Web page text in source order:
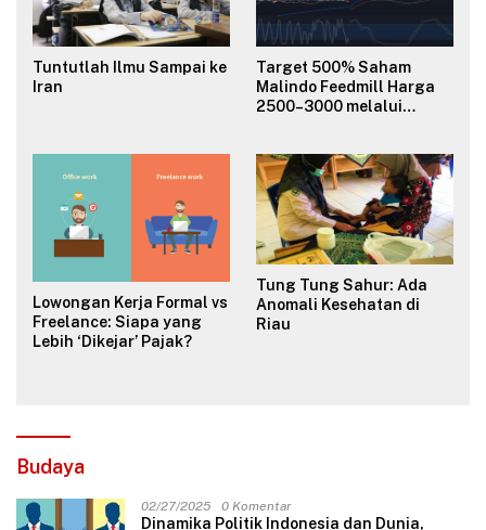
Tuntutlah Ilmu Sampai ke
Iran
Target 500% Saham
Malindo Feedmill Harga
2500–3000 melalui
Lowongan Kerja Formal vs
Freelance: Siapa yang
Lebih ‘Dikejar’ Pajak?
Tung Tung Sahur: Ada
Anomali Kesehatan di
Riau
Budaya
02/27/2025 0 Komentar
Dinamika Politik Indonesia dan Dunia,